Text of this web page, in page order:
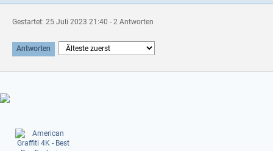
Gestartet: 25 Juli 2023 21:40 - 2 Antworten
Antworten